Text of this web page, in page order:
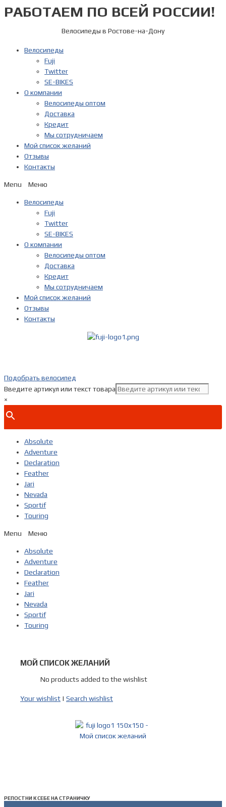
Перейти
кРАБОТАЕМ ПО ВСЕЙ РОССИИ!
Велосипеды в Ростове-на-Дону
Велосипеды
Fuji
Twitter
SE-BIKES
О компании
Велосипеды оптом
Доставка
Кредит
Мы сотрудничаем
Мой список желаний
Отзывы
Контакты
Menu
Велосипеды
Fuji
Twitter
SE-BIKES
О компании
Велосипеды оптом
Доставка
Кредит
Мы сотрудничаем
Мой список желаний
Отзывы
Контакты
Подобрать велосипед
Введите артикул или текст товара
×
Absolute
Adventure
Declaration
Feather
Jari
Nevada
Sportif
Touring
Menu
Absolute
Adventure
Declaration
Feather
Jari
Nevada
Sportif
Touring
МОЙ СПИСОК ЖЕЛАНИЙ
No products added to the wishlist
Your wishlist | Search wishlist
РЕПОСТНИ К СЕБЕ НА СТРАНИЧКУ